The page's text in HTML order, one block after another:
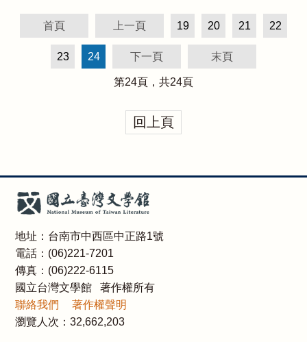
首頁 上一頁 19 20 21 22
23 24 下一頁 末頁
第24頁，共24頁
回上頁
地址：台南市中西區中正路1號
電話：(06)221-7201
傳真：(06)222-6115
國立台灣文學館 著作權所有
聯絡我們
著作權聲明
瀏覽人次：32,662,203